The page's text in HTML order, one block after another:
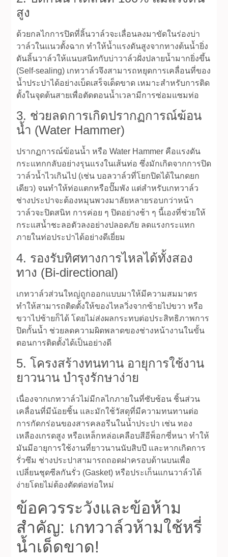
สูง
ด้วยกลไกการปิดที่ลิ้นวาล์วจะเลื่อนลงมาขัดในร่องบ่า
วาล์วในแนวตั้งฉาก ทำให้น้ำแรงดันสูงจากทางต้นน้ำยิ่ง
ดันลิ้นวาล์วให้แนบสนิทกับบ่าวาล์วฝั่งปลายน้ำมากยิ่งขึ้น
(Self-sealing) เกทวาล์วจึงสามารถหยุดการเคลื่อนที่ของ
น้ำประปาได้อย่างเบ็ดเสร็จเด็ดขาด เหมาะสำหรับการติด
ตั้งในจุดต้นสายเพื่อตัดตอนน้ำเวลามีการซ่อมแซมท่อ
3. ช่วยลดการเกิดปรากฏการณ์ฆ้อน
น้ำ (Water Hammer)
ปรากฏการณ์ฆ้อนน้ำ หรือ Water Hammer คือแรงดัน
กระแทกกลับอย่างรุนแรงในเส้นท่อ ซึ่งมักเกิดจากการปิด
วาล์วน้ำไวเกินไป (เช่น บอลวาล์วที่โยกปิดได้ในกดยก
เดียว) จนทำให้ท่อแตกหรือปั๊มพัง แต่สำหรับเกทวาล์ว
ช่างประปาจะต้องหมุนพวงมาลัยหลายรอบกว่าหน้า
วาล์วจะปิดสนิท การค่อย ๆ ปิดอย่างช้า ๆ นี้เองที่ช่วยให้
กระแสน้ำชะลอตัวลงอย่างปลอดภัย ลดแรงกระแทก
ภายในท่อประปาได้อย่างดีเยี่ยม
4. รองรับทิศทางการไหลได้ทั้งสอง
ทาง (Bi-directional)
เกทวาล์วส่วนใหญ่ถูกออกแบบมาให้มีความสมมาตร
ทำให้สามารถติดตั้งให้ของไหลวิ่งจากซ้ายไปขวา หรือ
ขวาไปซ้ายก็ได้ โดยไม่ส่งผลกระทบต่อประสิทธิภาพการ
ปิดกั้นน้ำ ช่วยลดความผิดพลาดของช่างหน้างานในขั้น
ตอนการติดตั้งได้เป็นอย่างดี
5. โครงสร้างทนทาน อายุการใช้งาน
ยาวนาน บำรุงรักษาง่าย
เนื่องจากเกทวาล์วไม่มีกลไกภายในที่ซับซ้อน ชิ้นส่วน
เคลื่อนที่มีน้อยชิ้น และมักใช้วัสดุที่มีความทนทานต่อ
การกัดกร่อนของสารคลอรีนในน้ำประปา เช่น ทอง
เหลืองเกรดสูง หรือเหล็กหล่อเคลือบสีอีพ็อกซี่หนา ทำให้
มันมีอายุการใช้งานที่ยาวนานนับสิบปี และหากเกิดการ
รั่วซึม ช่างประปาสามารถถอดฝาครอบด้านบนเพื่อ
เปลี่ยนชุดซีลกันรั่ว (Gasket) หรือประเก็นแกนวาล์วได้
ง่ายโดยไม่ต้องตัดต่อท่อใหม่
ข้อควรระวังและข้อห้าม
สำคัญ: เกทวาล์วห้ามใช้หรี่
น้ำเด็ดขาด!